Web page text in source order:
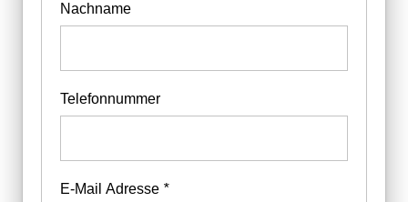
Nachname
Telefonnummer
E-Mail Adresse *